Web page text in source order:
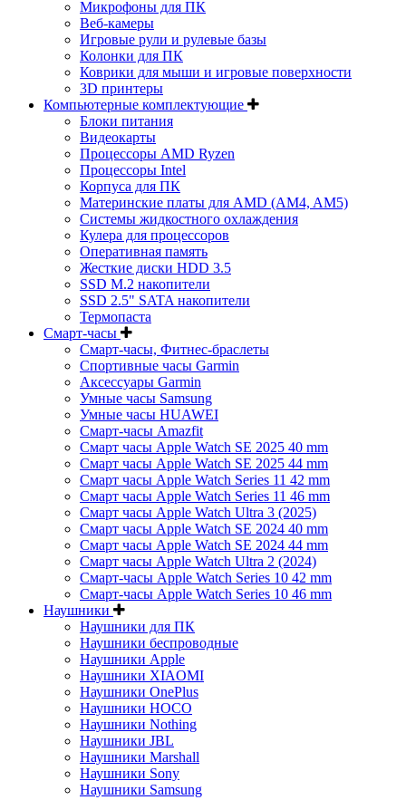
Микрофоны для ПК
Веб-камеры
Игровые рули и рулевые базы
Колонки для ПК
Коврики для мыши и игровые поверхности
3D принтеры
Компьютерные комплектующие
Блоки питания
Видеокарты
Процессоры AMD Ryzen
Процессоры Intel
Корпуса для ПК
Материнские платы для AMD (AM4, AM5)
Системы жидкостного охлаждения
Кулера для процессоров
Оперативная память
Жесткие диски HDD 3.5
SSD M.2 накопители
SSD 2.5" SATA накопители
Термопаста
Смарт-часы
Смарт-часы, Фитнес-браслеты
Спортивные часы Garmin
Аксессуары Garmin
Умные часы Samsung
Умные часы HUAWEI
Смарт-часы Amazfit
Смарт часы Apple Watch SE 2025 40 mm
Смарт часы Apple Watch SE 2025 44 mm
Смарт часы Apple Watch Series 11 42 mm
Смарт часы Apple Watch Series 11 46 mm
Смарт часы Apple Watch Ultra 3 (2025)
Смарт часы Apple Watch SE 2024 40 mm
Смарт часы Apple Watch SE 2024 44 mm
Смарт часы Apple Watch Ultra 2 (2024)
Смарт-часы Apple Watch Series 10 42 mm
Смарт-часы Apple Watch Series 10 46 mm
Наушники
Наушники для ПК
Наушники беспроводные
Наушники Apple
Наушники XIAOMI
Наушники OnePlus
Наушники HOCO
Наушники Nothing
Наушники JBL
Наушники Marshall
Наушники Sony
Наушники Samsung